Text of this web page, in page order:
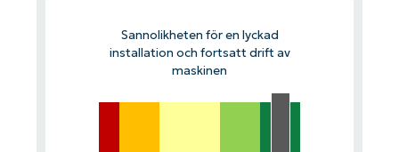
Sannolikheten för en lyckad
installation och fortsatt drift av
maskinen